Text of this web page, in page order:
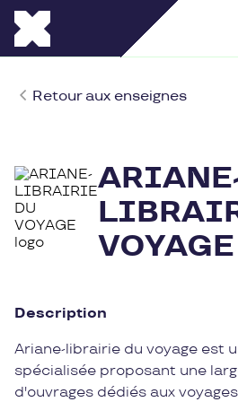
Retour aux enseignes
VOYAGE
Description
Ariane-librairie du voyage est
spécialisée proposant une
d'ouvrages dédiés aux